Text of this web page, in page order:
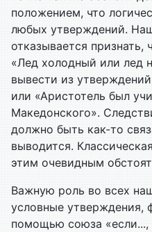
положением, что
любых утверждений.
отказывается
«Лед холодный или лед
вывести из
или «Аристотель был
Македонского».
должно быть как-то
выводится.
этим очевидным
Важную роль во всех
условные утверждения,
помощью союза «если...,